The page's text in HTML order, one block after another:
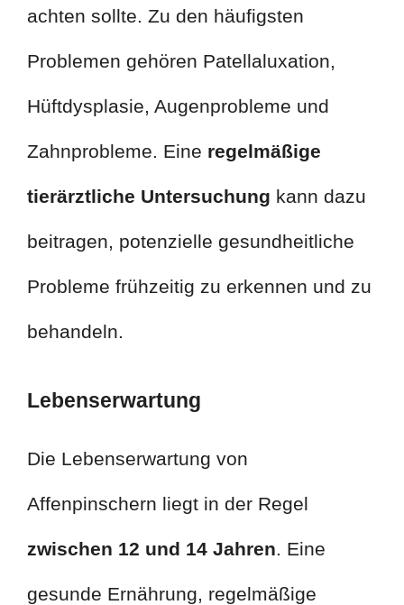
achten sollte. Zu den häufigsten
Problemen gehören Patellaluxation,
Hüftdysplasie, Augenprobleme und
Zahnprobleme. Eine regelmäßige
tierärztliche Untersuchung kann dazu
beitragen, potenzielle gesundheitliche
Probleme frühzeitig zu erkennen und zu
behandeln.
Lebenserwartung
Die Lebenserwartung von
Affenpinschern liegt in der Regel
zwischen 12 und 14 Jahren . Eine
gesunde Ernährung, regelmäßige